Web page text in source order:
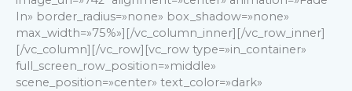
In» border_radius=»none» box_shadow=»none»
max_width=»75%»][/vc_column_inner][/vc_row_inner]
[/vc_column][/vc_row][vc_row type=»in_container»
full_screen_row_position=»middle»
scene_position=»center» text_color=»dark»